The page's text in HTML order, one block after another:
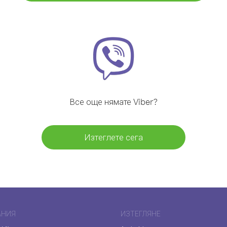
Все още нямате Viber?
Изтеглете сега
ИЗТЕГЛЯНЕ